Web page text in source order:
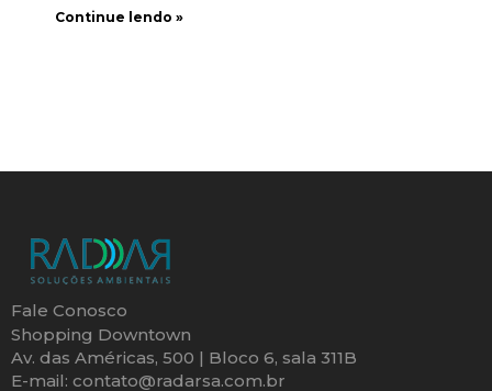
Continue lendo »
Fale Conosco
Shopping Downtown
Av. das Américas, 500 | Bloco 6, sala 311B
E-mail: contato@radarsa.com.br